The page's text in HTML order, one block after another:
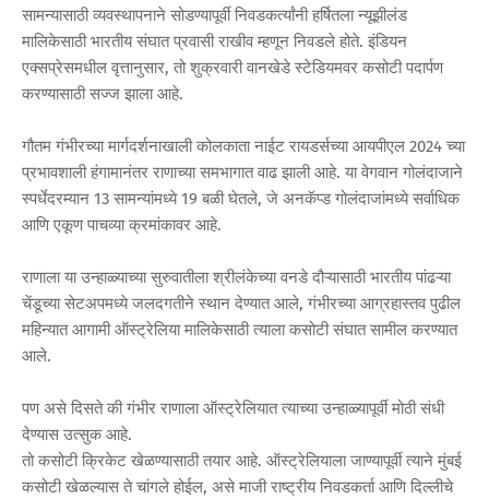
सामन्यासाठी व्यवस्थापनाने सोडण्यापूर्वी निवडकर्त्यांनी हर्षितला न्यूझीलंड
मालिकेसाठी भारतीय संघात प्रवासी राखीव म्हणून निवडले होते. इंडियन
एक्सप्रेसमधील वृत्तानुसार, तो शुक्रवारी वानखेडे स्टेडियमवर कसोटी पदार्पण
करण्यासाठी सज्ज झाला आहे.
गौतम गंभीरच्या मार्गदर्शनाखाली कोलकाता नाईट रायडर्सच्या आयपीएल 2024 च्या
प्रभावशाली हंगामानंतर राणाच्या समभागात वाढ झाली आहे. या वेगवान गोलंदाजाने
स्पर्धेदरम्यान 13 सामन्यांमध्ये 19 बळी घेतले, जे अनकॅप्ड गोलंदाजांमध्ये सर्वाधिक
आणि एकूण पाचव्या क्रमांकावर आहे.
राणाला या उन्हाळ्याच्या सुरुवातीला श्रीलंकेच्या वनडे दौऱ्यासाठी भारतीय पांढऱ्या
चेंडूच्या सेटअपमध्ये जलदगतीने स्थान देण्यात आले, गंभीरच्या आग्रहास्तव पुढील
महिन्यात आगामी ऑस्ट्रेलिया मालिकेसाठी त्याला कसोटी संघात सामील करण्यात
आले.
पण असे दिसते की गंभीर राणाला ऑस्ट्रेलियात त्याच्या उन्हाळ्यापूर्वी मोठी संधी
देण्यास उत्सुक आहे.
तो कसोटी क्रिकेट खेळण्यासाठी तयार आहे. ऑस्ट्रेलियाला जाण्यापूर्वी त्याने मुंबई
कसोटी खेळल्यास ते चांगले होईल, असे माजी राष्ट्रीय निवडकर्ता आणि दिल्लीचे